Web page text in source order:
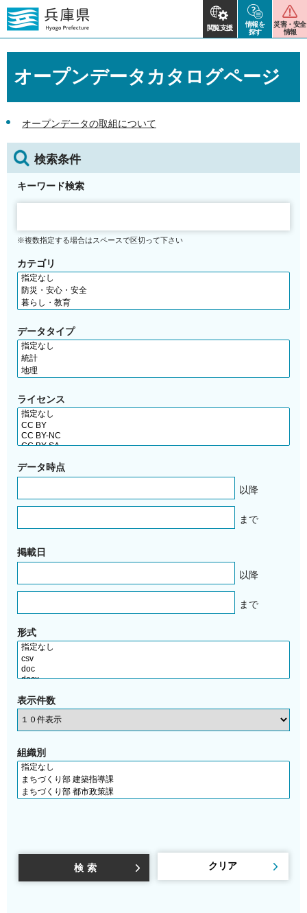
閲覧支援
情報を
探す
災害・安全
情報
オープンデータカタログページ
オープンデータの取組について
検索条件
キーワード検索
※複数指定する場合はスペースで区切って下さい
カテゴリ
データタイプ
ライセンス
データ時点
以降
まで
掲載日
以降
まで
形式
表示件数
組織別